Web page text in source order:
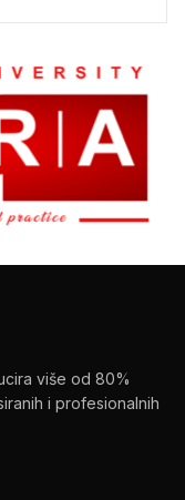
više od 80%
i profesionalnih